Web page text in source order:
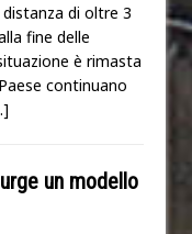
di oltre 3
fine delle
è rimasta
continuano
un modello